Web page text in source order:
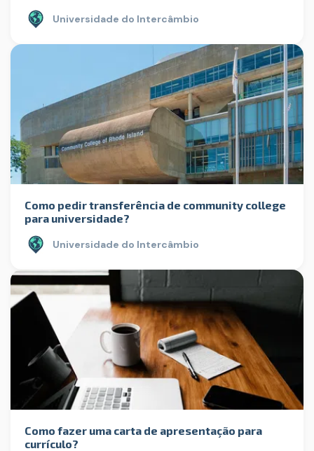
Universidade do Intercâmbio
Como pedir transferência de community college
para universidade?
Universidade do Intercâmbio
Como fazer uma carta de apresentação para
currículo?